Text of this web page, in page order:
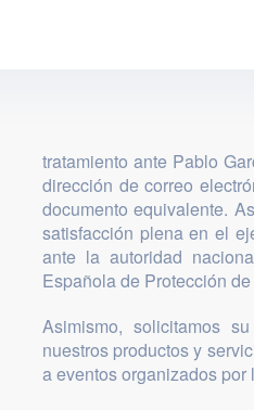
tratamiento ante Pablo
dirección de correo
documento equivalente.
satisfacción plena en el
ante la autoridad
Española de Protección
Asimismo, solicitamos
nuestros productos y
a eventos organizados por